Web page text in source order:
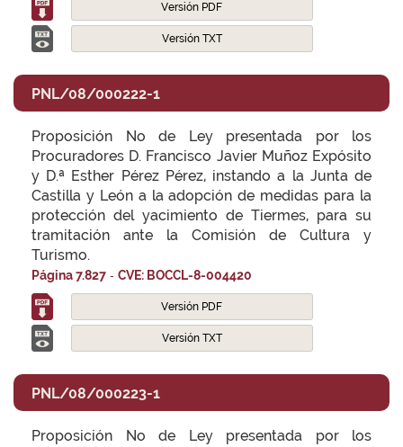
Versión PDF
Versión TXT
PNL/08/000222-1
Proposición No de Ley presentada por los
Procuradores D. Francisco Javier Muñoz Expósito
y D.ª Esther Pérez Pérez, instando a la Junta de
Castilla y León a la adopción de medidas para la
protección del yacimiento de Tiermes, para su
tramitación ante la Comisión de Cultura y
Turismo.
Página 7.827 - CVE: BOCCL-8-004420
Versión PDF
Versión TXT
PNL/08/000223-1
Proposición No de Ley presentada por los